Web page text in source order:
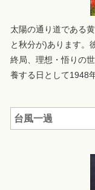
太陽の通り道である
と秋分が)あります。
終局、理想・悟りの
養する日として1948
台風一過